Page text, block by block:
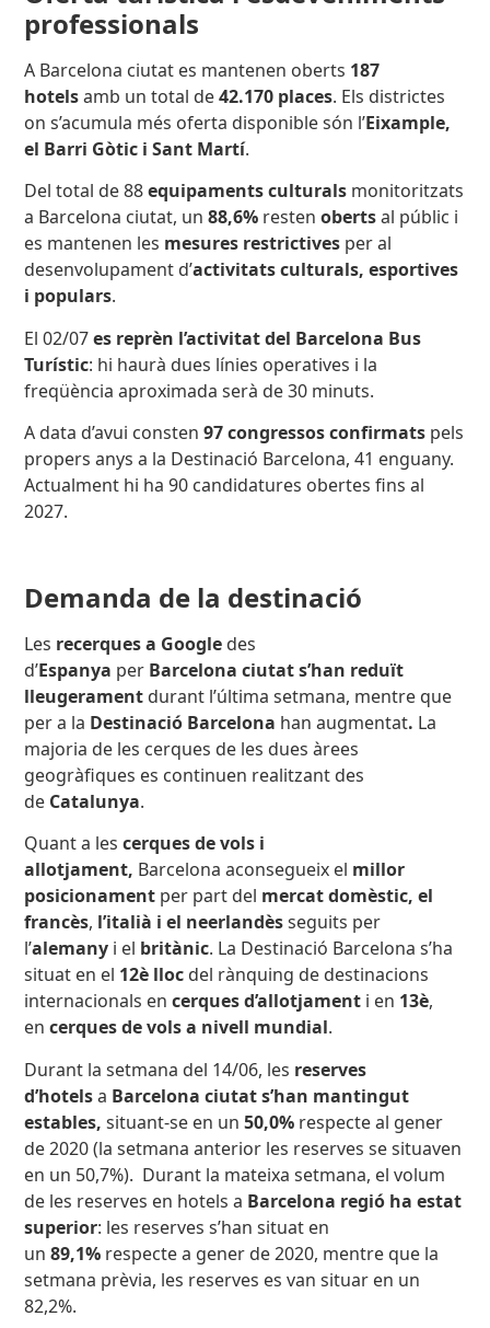
professionals
A Barcelona ciutat es mantenen oberts 187
hotelsamb un total de42.170 places. Els districtes
on s’acumula més oferta disponible són l’Eixample,
el Barri Gòtic i Sant Martí.
Del total de 88equipaments culturals monitoritzats
a Barcelona ciutat, un 88,6% restenobertsal públic i
es mantenen les mesures restrictives per al
desenvolupament d’activitats culturals, esportives
i populars.
El 02/07es reprèn l’activitat del Barcelona Bus
Turístic: hi haurà dues línies operatives i la
freqüència aproximada serà de 30 minuts.
A data d’avui consten97 congressos confirmats pels
propers anys a la Destinació Barcelona, 41 enguany.
Actualment hi ha 90 candidatures obertes fins al
2027.
Demanda de la destinació
Les recerques a Google des
d’Espanya per Barcelona ciutats’han reduït
lleugerament durant l’última setmana, mentre que
per a la Destinació Barcelona han augmentat. La
majoria de les cerques de les dues àrees
geogràfiques es continuen realitzant des
de Catalunya.
Quant a lescerques de vols i
allotjament, Barcelona aconsegueix el millor
posicionament per part del mercat domèstic, el
francès, l’italià i el neerlandèsseguits per
l’alemany i el britànic. La Destinació Barcelona s’ha
situat en el 12è lloc del rànquing de destinacions
internacionals encerques d’allotjament i en 13è,
encerques de vols a nivell mundial.
Durant la setmana del 14/06, les reserves
d’hotelsa Barcelona ciutat s’han mantingut
estables,situant-se en un50,0% respecte al gener
de 2020 (la setmana anterior les reserves se situaven
en un 50,7%). Durant la mateixa setmana, el volum
de les reserves en hotels a Barcelona regió ha estat
superior: les reserves s’han situat en
un89,1% respecte a gener de 2020, mentre que la
setmana prèvia, les reserves es van situar en un
82,2%.